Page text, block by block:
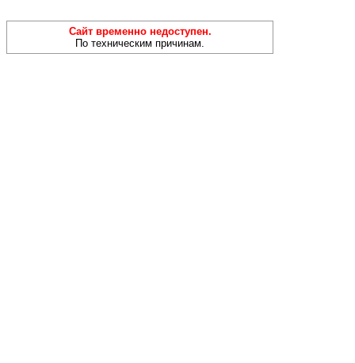
Сайт временно недоступен.
По техническим причинам.